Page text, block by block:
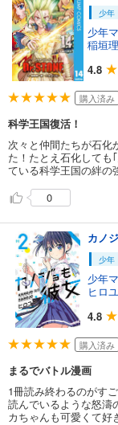
少年
少年
稲垣
4.8
購入済み
科学王国復活！
次々と仲間たちが石化
た！たとえ石化しても
ている科学王国の絆の
0
カノ
少年
少年
ヒロ
4.8
購入済み
まるでバトル漫画
1冊読み終わるのがす
読んでいるような怒濤
カちゃんも可愛くて好